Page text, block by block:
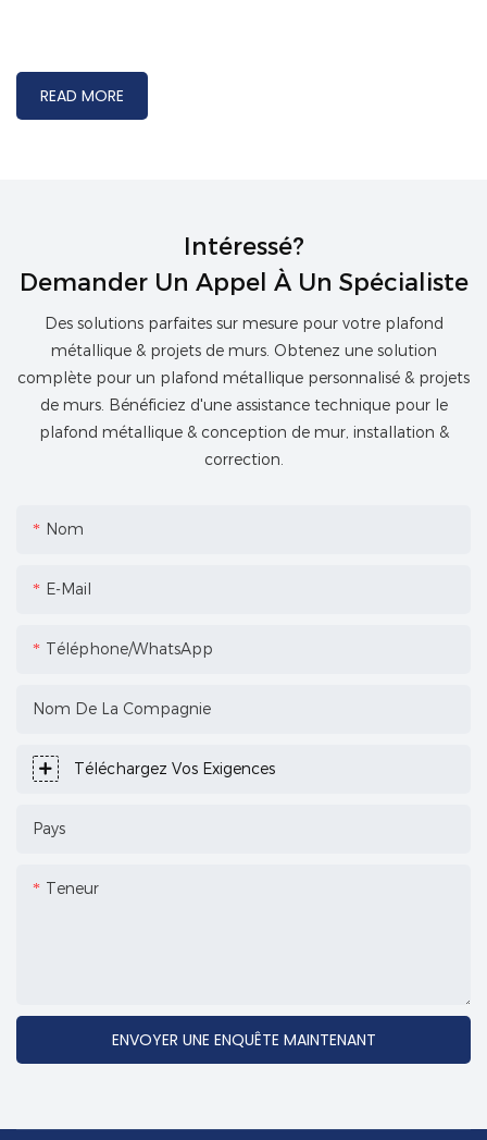
READ MORE
Intéressé?
Demander Un Appel À Un Spécialiste
Des solutions parfaites sur mesure pour votre plafond
métallique & projets de murs. Obtenez une solution
complète pour un plafond métallique personnalisé & projets
de murs. Bénéficiez d'une assistance technique pour le
plafond métallique & conception de mur, installation &
correction.
Nom
E-Mail
Téléphone/WhatsApp
Nom De La Compagnie
Téléchargez Vos Exigences
Pays
Teneur
ENVOYER UNE ENQUÊTE MAINTENANT